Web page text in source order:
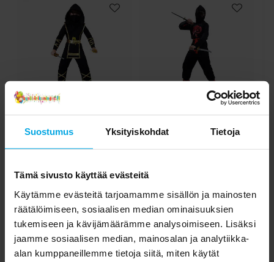
Suostumus Yksityiskohdat Tietoja
Tämä sivusto käyttää evästeitä
Käytämme evästeitä tarjoamamme sisällön ja mainosten
räätälöimiseen, sosiaalisen median ominaisuuksien
tukemiseen ja kävijämäärämme analysoimiseen. Lisäksi
jaamme sosiaalisen median, mainosalan ja analytiikka-
alan kumppaneillemme tietoja siitä, miten käytät
Ninja Gold Naamiaisasu
Lapsille 7-12 vuotta
Hinta:26,90 €
26,90 €
SIIRRY TUOTESIVULLE
Ninja Naamiaisasu
Lapsille 5-9 vuotta
Hinta:21,90 €
21,90 €
SIIRRY TUOTESIVULLE
Toiset asiakkaat ostivat myös